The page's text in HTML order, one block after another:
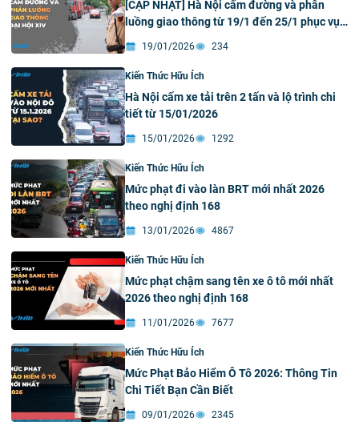
[CẬP NHẬT] Hà Nội cấm đường và phân
luồng giao thông từ 19/1 đến 25/1 phục vụ
19/01/2026 234
Kiến Thức Hữu Ích
Hà Nội cấm xe tải trên 2 tấn và lộ trình chi
tiết từ 15/01/2026
15/01/2026 1292
Kiến Thức Hữu Ích
Mức phạt đi vào làn BRT mới nhất 2026
theo nghị định 168
13/01/2026 4867
Kiến Thức Hữu Ích
Mức phạt chậm sang tên xe ô tô mới nhất
2026 theo nghị định 168
11/01/2026 7677
Kiến Thức Hữu Ích
Mức Phạt Bảo Hiểm Ô Tô 2026: Thông Tin
Chi Tiết Bạn Cần Biết
09/01/2026 2345